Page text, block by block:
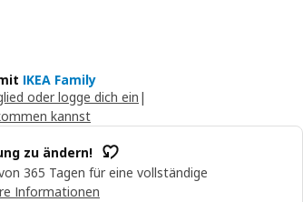
IKEA Family
oder logge dich ein |
kannst
zu ändern!
365 Tagen für eine vollständige
Informationen